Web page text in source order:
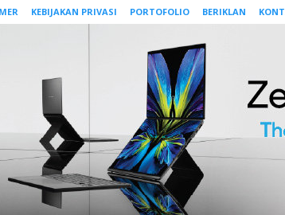
KEBIJAKAN PRIVASI PORTOFOLIO BERIKLAN